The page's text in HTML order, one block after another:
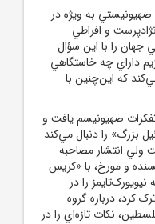
صهيونيستي به ويژه در
و افراطي
جهان را با اين سؤال
داراي چه خاستگاهي
که اين‌چنين با
صهيونيسم يافت و
بزرگ» را دنبال مي‌کند
ولي انتشار مصاحبه
و مورخ، با «کريس
را در
کرد، درباره گروه
نکات تازه‌اي را در